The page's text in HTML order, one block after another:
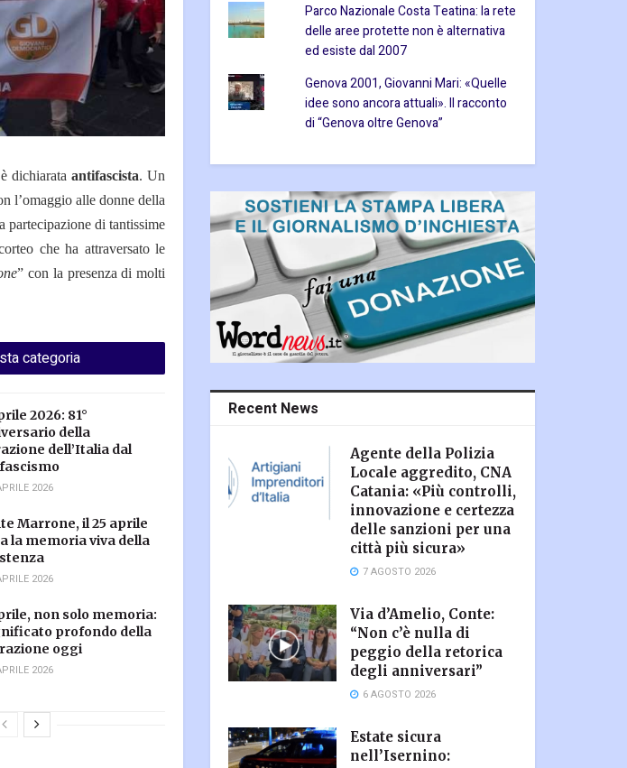
dichiarata antifascista. Un
l’omaggio alle donne della
partecipazione di tantissime
che ha attraversato le
” con la presenza di molti
categoria
2026: 81°
della
dell’Italia dal
2026
Marrone, il 25 aprile
la memoria viva della
2026
non solo memoria:
profondo della
oggi
2026
Parco Nazionale Costa Teatina: la rete
delle aree protette non è alternativa
ed esiste dal 2007
Genova 2001, Giovanni Mari: «Quelle
idee sono ancora attuali». Il racconto
di “Genova oltre Genova”
Recent News
Agente della Polizia
Locale aggredito, CNA
Catania: «Più controlli,
innovazione e certezza
delle sanzioni per una
città più sicura»
7 AGOSTO 2026
Via d’Amelio, Conte:
“Non c’è nulla di
peggio della retorica
degli anniversari”
6 AGOSTO 2026
Estate sicura
nell’Isernino: